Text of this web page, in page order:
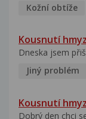
Kožní obtíže
Kousnutí
Dneska jsem
Jiný problém
Kousnutí
Dobrý den chci